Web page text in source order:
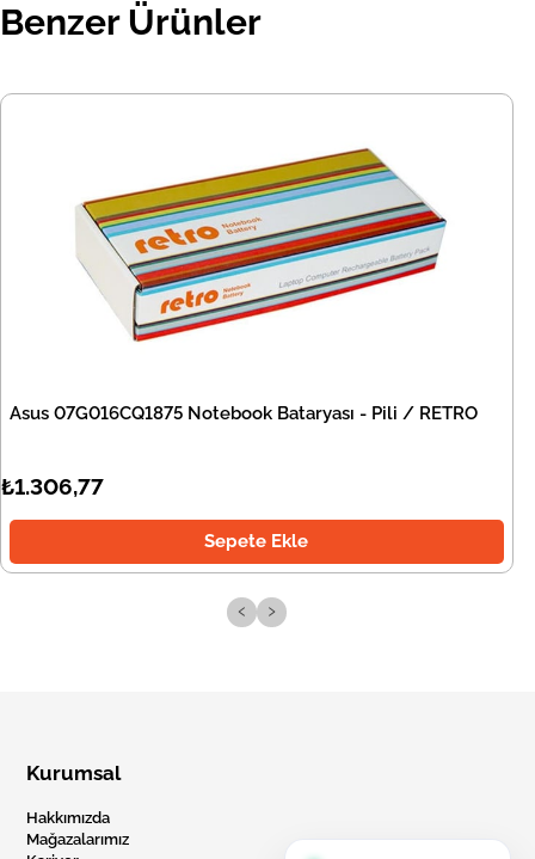
Benzer Ürünler
Asus 07G016CQ1875 Notebook Bataryası - Pili / RETRO
₺1.306,77
Sepete Ekle
‹ ›
Kurumsal
Hakkımızda
Mağazalarımız